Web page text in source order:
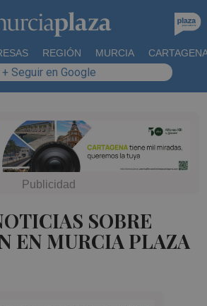
REGIÓN MURCIA
+ Seguir en Google
SOBRE
EN MURCIA PLAZA